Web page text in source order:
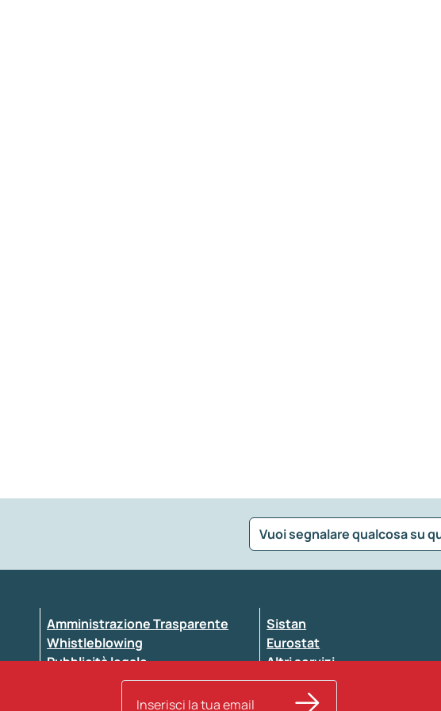
Vuoi segnalare qualcosa su
la tipologia della segnalazione
Amministrazione Trasparente
Whistleblowing
Pubblicità legale
Atti di notifica
Sistan
Eurostat
Altri servizi